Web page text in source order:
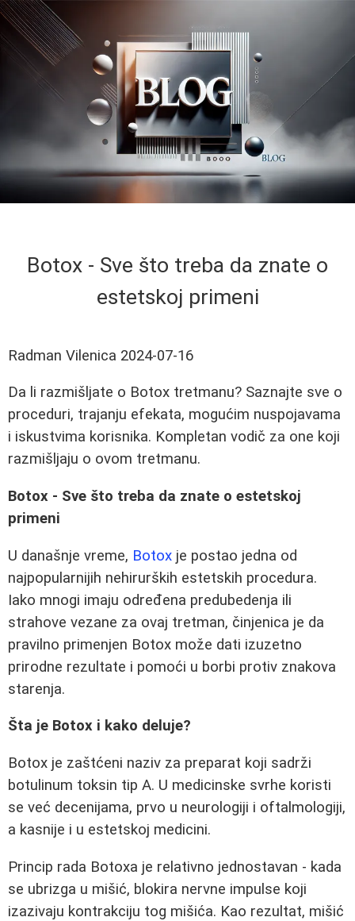
Botox - Sve što treba da znate o
estetskoj primeni
Radman Vilenica 2024-07-16
Da li razmišljate o Botox tretmanu? Saznajte sve o
proceduri, trajanju efekata, mogućim nuspojavama
i iskustvima korisnika. Kompletan vodič za one koji
razmišljaju o ovom tretmanu.
Botox - Sve što treba da znate o estetskoj
primeni
U današnje vreme, Botox je postao jedna od
najpopularnijih nehirurških estetskih procedura.
Iako mnogi imaju određena predubedenja ili
strahove vezane za ovaj tretman, činjenica je da
pravilno primenjen Botox može dati izuzetno
prirodne rezultate i pomoći u borbi protiv znakova
starenja.
Šta je Botox i kako deluje?
Botox je zaštćeni naziv za preparat koji sadrži
botulinum toksin tip A. U medicinske svrhe koristi
se već decenijama, prvo u neurologiji i oftalmologiji,
a kasnije i u estetskoj medicini.
Princip rada Botoxa je relativno jednostavan - kada
se ubrizga u mišić, blokira nervne impulse koji
izazivaju kontrakciju tog mišića. Kao rezultat, mišić